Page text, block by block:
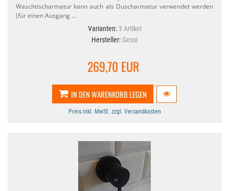
Waschtischarmatur kann auch als Duscharmatur verwendet werden
(für einen Ausgang …
Varianten: 3 Artikel
Hersteller: Gessi
269,70 EUR
IN DEN WARENKORB LEGEN
Preis inkl. MwSt. zzgl. Versandkosten